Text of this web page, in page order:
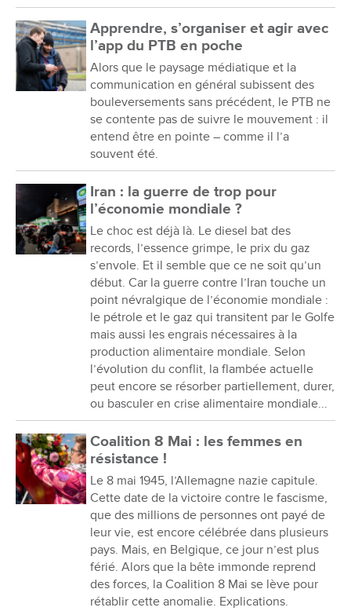
Apprendre, s’organiser et agir avec
l’app du PTB en poche
Alors que le paysage médiatique et la
communication en général subissent des
bouleversements sans précédent, le PTB ne
se contente pas de suivre le mouvement : il
entend être en pointe – comme il l’a
souvent été.
Iran : la guerre de trop pour
l’économie mondiale ?
Le choc est déjà là. Le diesel bat des
records, l’essence grimpe, le prix du gaz
s’envole. Et il semble que ce ne soit qu’un
début. Car la guerre contre l’Iran touche un
point névralgique de l’économie mondiale :
le pétrole et le gaz qui transitent par le Golfe
mais aussi les engrais nécessaires à la
production alimentaire mondiale. Selon
l’évolution du conflit, la flambée actuelle
peut encore se résorber partiellement, durer,
ou basculer en crise alimentaire mondiale...
Coalition 8 Mai : les femmes en
résistance !
Le 8 mai 1945, l’Allemagne nazie capitule.
Cette date de la victoire contre le fascisme,
que des millions de personnes ont payé de
leur vie, est encore célébrée dans plusieurs
pays. Mais, en Belgique, ce jour n’est plus
férié. Alors que la bête immonde reprend
des forces, la Coalition 8 Mai se lève pour
rétablir cette anomalie. Explications.